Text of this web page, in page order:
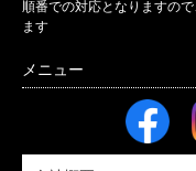
順番での対応となりますの
ます